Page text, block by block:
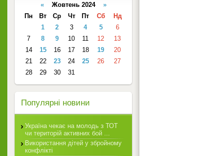
«Жовтень 2024 »
Пн
Вт Ср Чт Пт Сб
Нд
1
2 3 4 5
6
7
8 9 10 11 12
13
14
15 16 17 18 19
20
21
22 23 24 25 26
27
28
29 30 31
Популярні новини
Україна чекає на молодь з ТОТ
чи територій активних бой ...
Використання дітей у збройному
конфлікті